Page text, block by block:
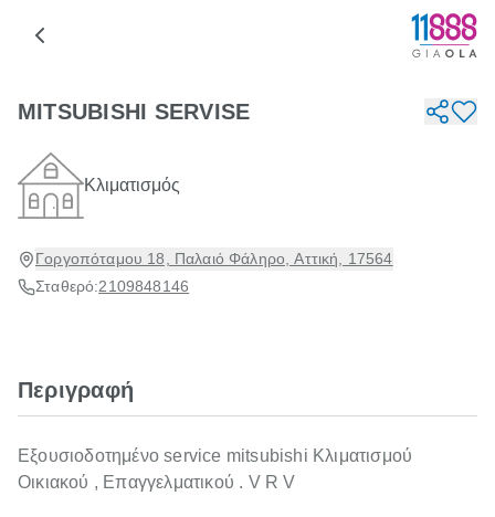
MITSUBISHI SERVISE
Κλιματισμός
Γοργοπόταμου 18, Παλαιό Φάληρο, Αττική, 17564
Σταθερό:2109848146
Περιγραφή
Eξουσιοδοτημένο service mitsubishi Κλιματισμού
Οικιακού , Επαγγελματικού . V R V